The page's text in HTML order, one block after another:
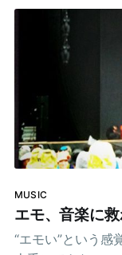
月完全に精神を
に訪れたネパー
こ2ヶ月くらいは
思い当たるフシ
色々な要素が複
が一つの物事に
どの簡単なもの
ルと回ってとりと
をする気力すら
に落ちていく自分
た。 人生っていうのは舗装されていたりアップダウンが
MUSIC
エモ、音楽に
“エモい”という感